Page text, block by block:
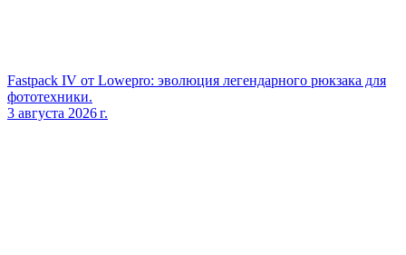
Fastpack IV от Lowepro: эволюция легендарного рюкзака для
фототехники.
3 августа 2026 г.